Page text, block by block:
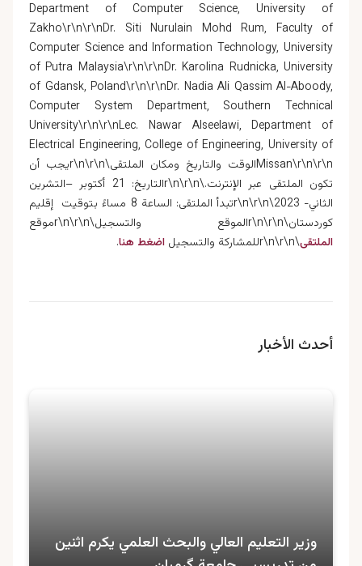
Department of Computer Science, University of
Zakho\r\n\r\nDr. Siti Nurulain Mohd Rum, Faculty of
Computer Science and Information Technology, University
of Putra Malaysia\r\n\r\nDr.Karolina Rudnicka, University
of Gdansk, Poland\r\n\r\nDr. Nadia Ali Qassim Al-Aboody,
Computer System Department, Southern Technical
University\r\n\r\nLec. Nawar Alseelawi, Department of
Electrical Engineering, College of Engineering, University of
Missan\r\n\r\nالوقت والتاريخ ومكان الملتقى\r\n\r\nيجب أن
تكون الملتقى عبر الإنترنت.\r\n\r\nالتاريخ: 21 أكتوبر –التشرين
الثاني- 2023\r\n\r\nتبدأ الملتقى: الساعة 8 مساءً بتوقيت إقليم
كوردستان\r\n\r\nالموقع والتسجيل\r\n\r\nموقع
الملتقى\r\n\r\nللمشاركة والتسجيل اضغط هنا.
أحدث الأخبار
وزير التعليم العالي والبحث العلمي يكرم اثنين